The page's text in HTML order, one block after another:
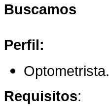
Buscamos
Perfil:
Optometrista.
Requisitos: